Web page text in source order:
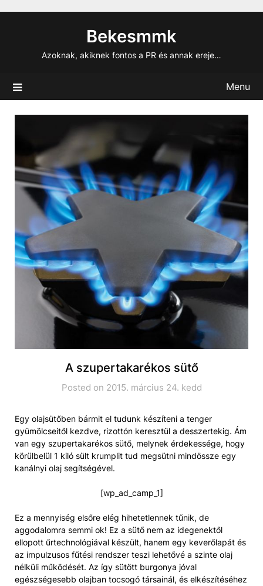
Bekesmmk
Azoknak, akiknek fontos a PR és annak ereje…
Menu
A szupertakarékos sütő
Posted on 2015. március 24. kedd
Egy olajsütőben bármit el tudunk készíteni a tenger
gyümölcseitől kezdve, rizottón keresztül a desszertekig. Ám
van egy szupertakarékos sütő, melynek érdekessége, hogy
körülbelül 1 kiló sült krumplit tud megsütni mindössze egy
kanálnyi olaj segítségével.
[wp_ad_camp_1]
Ez a mennyiség elsőre elég hihetetlennek tűnik, de
aggodalomra semmi ok! Ez a sütő nem az idegenektől
ellopott űrtechnológiával készült, hanem egy keverőlapát és
az impulzusos fűtési rendszer teszi lehetővé a szinte olaj
nélküli működését. Az így sütött burgonya jóval
egészségesebb olajban tocsogó társainál, és elkészítéséhez